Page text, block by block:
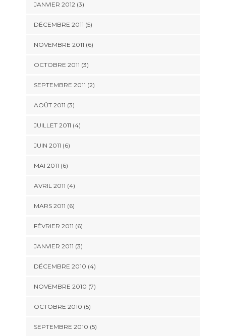
JANVIER 2012(3)
DÉCEMBRE 2011 (5)
NOVEMBRE 2011 (6)
OCTOBRE 2011 (3)
SEPTEMBRE 2011 (2)
AOÛT 2011 (3)
JUILLET 2011 (4)
JUIN 2011 (6)
MAI 2011 (6)
AVRIL 2011 (4)
MARS 2011 (6)
FÉVRIER 2011 (6)
JANVIER 2011 (3)
DÉCEMBRE 2010 (4)
NOVEMBRE 2010 (7)
OCTOBRE 2010 (5)
SEPTEMBRE 2010 (5)